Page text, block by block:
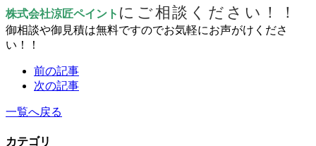
株式会社涼匠ペイント にご相談ください！！
御相談や御見積は無料ですのでお気軽にお声がけくださ
い！！
前の記事
次の記事
一覧へ戻る
カテゴリ